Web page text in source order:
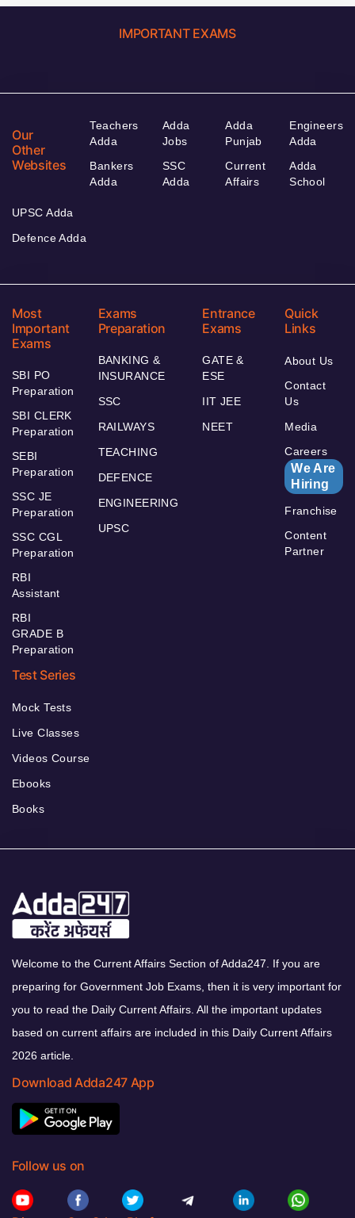
IMPORTANT EXAMS
Our
Other
Websites
Teachers
Adda
Bankers
Adda
Adda
Jobs
SSC
Adda
Adda
Punjab
Current
Affairs
Engineers
Adda
Adda
School
UPSC Adda
Defence Adda
Most
Important
Exams
SBI PO
Preparation
SBI CLERK
Preparation
SEBI
Preparation
SSC JE
Preparation
SSC CGL
Preparation
RBI
Assistant
RBI
GRADE B
Preparation
Exams
Preparation
BANKING &
INSURANCE
SSC
RAILWAYS
TEACHING
DEFENCE
ENGINEERING
UPSC
Entrance
Exams
GATE &
ESE
IIT JEE
NEET
Quick
Links
About Us
Contact
Us
Media
Careers
We Are
Hiring
Franchise
Content
Partner
Test Series
Mock Tests
Live Classes
Videos Course
Ebooks
Books
Welcome to the Current Affairs Section of Adda247. If you are
preparing for Government Job Exams, then it is very important for
you to read the Daily Current Affairs. All the important updates
based on current affairs are included in this Daily Current Affairs
2026 article.
Download Adda247 App
Follow us on